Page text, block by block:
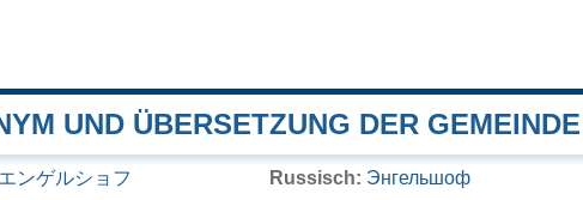
UND ÜBERSETZUNG DER
エンゲルショフ Russisch: Энгельшоф